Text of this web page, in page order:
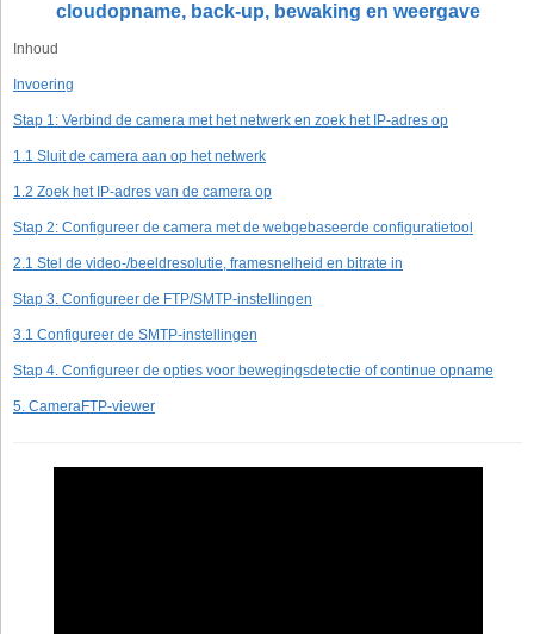
cloudopname, back-up, bewaking en weergave
Inhoud
Invoering
Stap 1: Verbind de camera met het netwerk en zoek het IP-adres op
1.1 Sluit de camera aan op het netwerk
1.2 Zoek het IP-adres van de camera op
Stap 2: Configureer de camera met de webgebaseerde configuratietool
2.1 Stel de video-/beeldresolutie, framesnelheid en bitrate in
Stap 3. Configureer de FTP/SMTP-instellingen
3.1 Configureer de SMTP-instellingen
Stap 4. Configureer de opties voor bewegingsdetectie of continue opname
5. CameraFTP-viewer